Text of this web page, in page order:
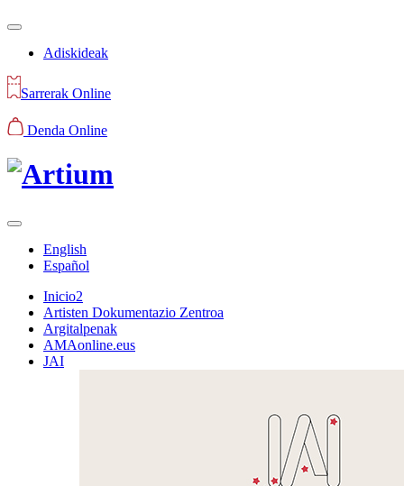
Adiskideak
Sarrerak Online
Denda Online
English
Español
Inicio2
Artisten Dokumentazio Zentroa
Argitalpenak
AMAonline.eus
JAI